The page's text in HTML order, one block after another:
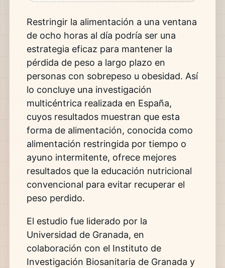
Restringir la alimentación a una ventana
de ocho horas al día podría ser una
estrategia eficaz para mantener la
pérdida de peso a largo plazo en
personas con sobrepeso u obesidad. Así
lo concluye una investigación
multicéntrica realizada en España,
cuyos resultados muestran que esta
forma de alimentación, conocida como
alimentación restringida por tiempo o
ayuno intermitente, ofrece mejores
resultados que la educación nutricional
convencional para evitar recuperar el
peso perdido.
El estudio fue liderado por la
Universidad de Granada, en
colaboración con el Instituto de
Investigación Biosanitaria de Granada y